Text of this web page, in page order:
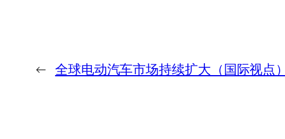
← 全球电动汽车市场持续扩大（国际视点）